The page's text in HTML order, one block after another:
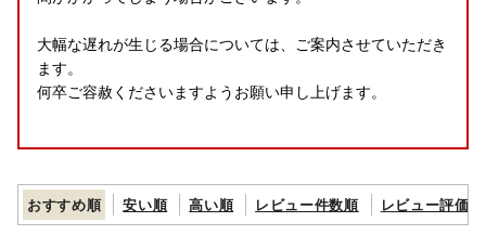
大幅な遅れが生じる場合については、ご案内させていただき
ます。
何卒ご容赦くださいますようお願い申し上げます。
燕市へ応援いただき誠にありがとうございます✨✨😆✨✨
おすすめ順 安い順 高い順 レビュー件数順 レビュー評価順